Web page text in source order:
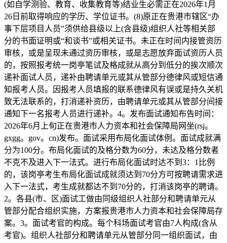
(如自学测验、教育、收集教育等)结业生必需正在2026年1月
26日前取得响应的学历、学位证书。(8)原正在贵港市辖区“办
事下层项目人员”须供给县级以上(含县级)组织人社等相关部
分的书面证明或“和谈书”或相关证书。未正在时间内接管资历
审核，或是呈现未通过资历审核，或是志愿放弃面试资历人员
的，按照报考统一岗亭笔试及格成就从高分到低分的挨次顺次
递补面试人员，递补由聘请单元或其从管部分德律风或短信通
知报考人员。因报考人员填报的联系德律风有误或是持久关机
致无法联系的，打消递补资历，由聘请单元或其从管部分间接
通知下一名报考人员进行递补。4。发布面试通知布告时间：
2026年6月上旬正在贵港市人力资本和社会保障局网坐(rsj。
gxgg。gov。cn)发布。面试采用布局化面试体例。面试成就满
分为100分。布局化面试的及格分数为60分，未达及格分数者
不克不及进入下一法式。进行布局化面试时达不到3：1比例
的，该岗亭考生布局化面试成就须达到70分方可按聘请需求进
入下一法式，考生成就都达不到70分的，打消该岗亭的聘请。
2。各县(市、区)面试工做由同级组织人社部分和聘请单元从
管部分配合组织实施，方案报贵港市人力资本和社会保障局存
案。3。面试考官的构成。每个科场面试考官由7人构成(含从
考官)。组织人社部分和聘请单元从管部分同一组织面试，由